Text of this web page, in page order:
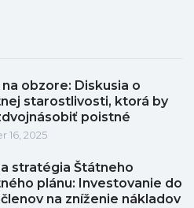
obzore: Diskusia o
starostlivosti, ktorá by
poistné
16, 2025
stratégia Štátneho
plánu: Investovanie do
na zníženie nákladov